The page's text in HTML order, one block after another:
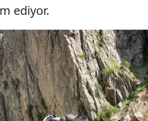
ediyor.